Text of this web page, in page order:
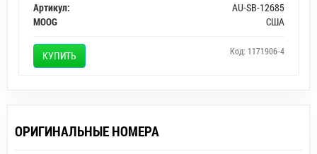
Артикул:
AU-SB-12685
MOOG
США
КУПИТЬ Код: 1171906-4
ОРИГИНАЛЬНЫЕ НОМЕРА